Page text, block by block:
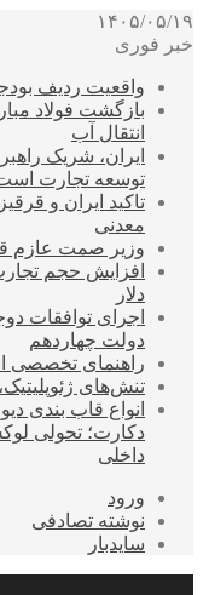
۱۴۰۵/۰۵/۱۹
خبر فوری
واقعیت ردیف
بازگشت فولاد
انتقال آب
ایران، شریک
توسعه تجارت
تاکید ایران و
معدنی
وزیر صمت عازم
دلار
اجرای توافقات
دولت چهاردهم
راهنمای تخصصی
تنش‌های
انواع قاب بندی
دکارت؛ تحولی
داخلی
ورود
نوشته تصادفی
سایدبار